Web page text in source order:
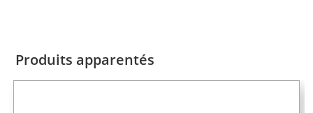
Produits apparentés